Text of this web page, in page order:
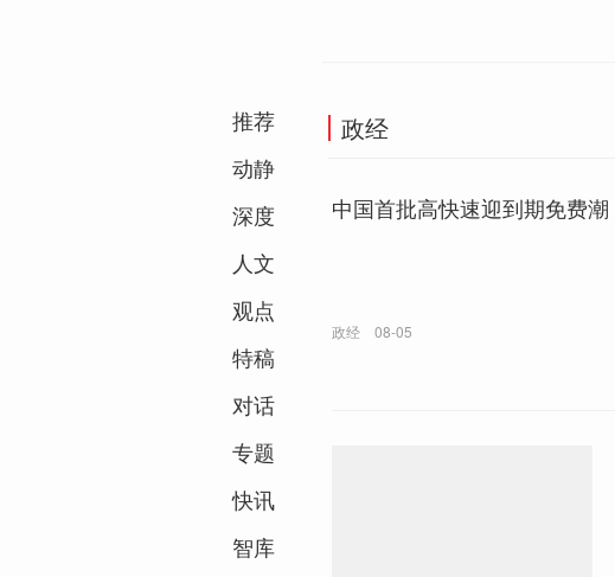
推荐
动静
深度
人文
观点
特稿
对话
专题
快讯
智库
政经
中国首批高快速迎到期免费潮
政经 08-05